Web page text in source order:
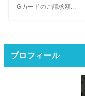
Gカードのご請求額...
プロフィール